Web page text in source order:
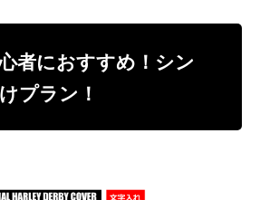
者におすすめ！シン
プラン！